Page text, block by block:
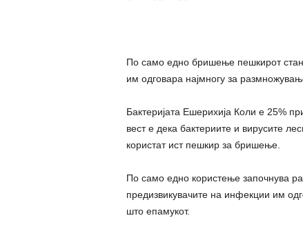
По само едно бришење пешкирот
им одговара најмногу за
Бактеријата Ешерихија Коли е 25%
вест е дека бактериите и вирусите
користат ист пешкир за бришење.
По само едно користење започнува
предизвикувачите на инфекции им
што епамукот.